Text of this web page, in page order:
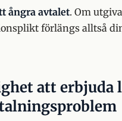
ångra avtalet. Om
förlängs alltså
att erbjuda